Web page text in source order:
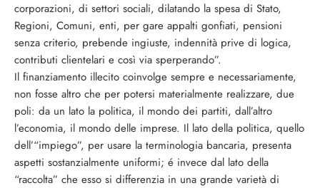
corporazioni, di settori sociali, dilatando la spesa di Stato,
Regioni, Comuni, enti, per gare appalti gonfiati, pensioni
senza criterio, prebende ingiuste, indennità prive di logica,
contributi clientelari e così via sperperando”.
Il finanziamento illecito coinvolge sempre e necessariamente,
non fosse altro che per potersi materialmente realizzare, due
poli: da un lato la politica, il mondo dei partiti, dall’altro
l’economia, il mondo delle imprese. Il lato della politica, quello
dell’“impiego”, per usare la terminologia bancaria, presenta
aspetti sostanzialmente uniformi; é invece dal lato della
“raccolta” che esso si differenzia in una grande varietà di